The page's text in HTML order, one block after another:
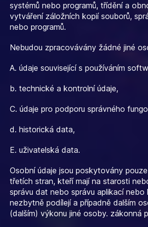
systémů nebo programů, třídění a
vytváření záložních kopií souborů,
nebo programů.
Nebudou zpracovávány žádné jiné
A. údaje související s používáním
b. technické a kontrolní údaje,
C. údaje pro podporu správného
d. historická data,
E. uživatelská data.
Osobní údaje jsou poskytovány
třetích stran, kteří mají na starosti
správu dat nebo správu aplikací nebo
nezbytně podílejí a případně dalším
(dalším) výkonu jiné osoby. zákonná